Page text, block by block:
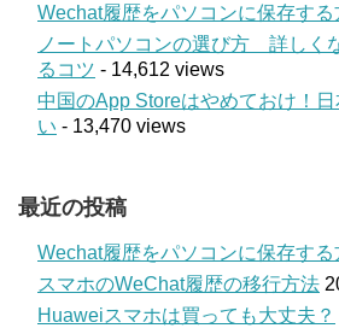
Wechat履歴をパソコンに保存する
ノートパソコンの選び方 詳しく
るコツ - 14,612 views
中国のApp Storeはやめておけ！
い - 13,470 views
最近の投稿
Wechat履歴をパソコンに保存する
スマホのWeChat履歴の移行方法
Huaweiスマホは買っても大丈夫？